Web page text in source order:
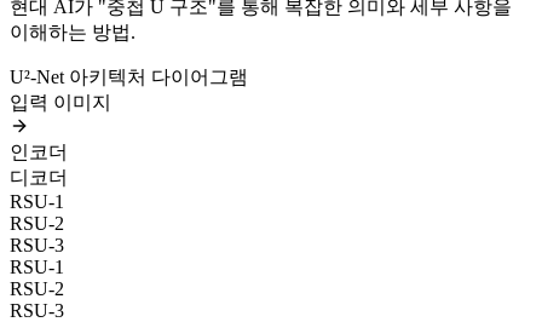
현대 AI가 "중첩 U 구조"를 통해 복잡한 의미와 세부 사항을
이해하는 방법.
U²-Net 아키텍처 다이어그램
입력 이미지
인코더
디코더
RSU-1
RSU-2
RSU-3
RSU-1
RSU-2
RSU-3